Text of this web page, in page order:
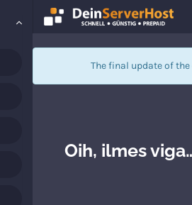
The final update of
Oih, ilmes